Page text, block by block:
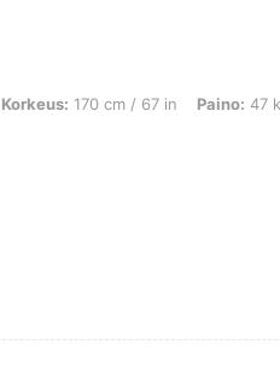
cm / 67 in, Paino: 47 kg / 104 lbs,
Korkeus: 170 cm / 67 in Paino: 47